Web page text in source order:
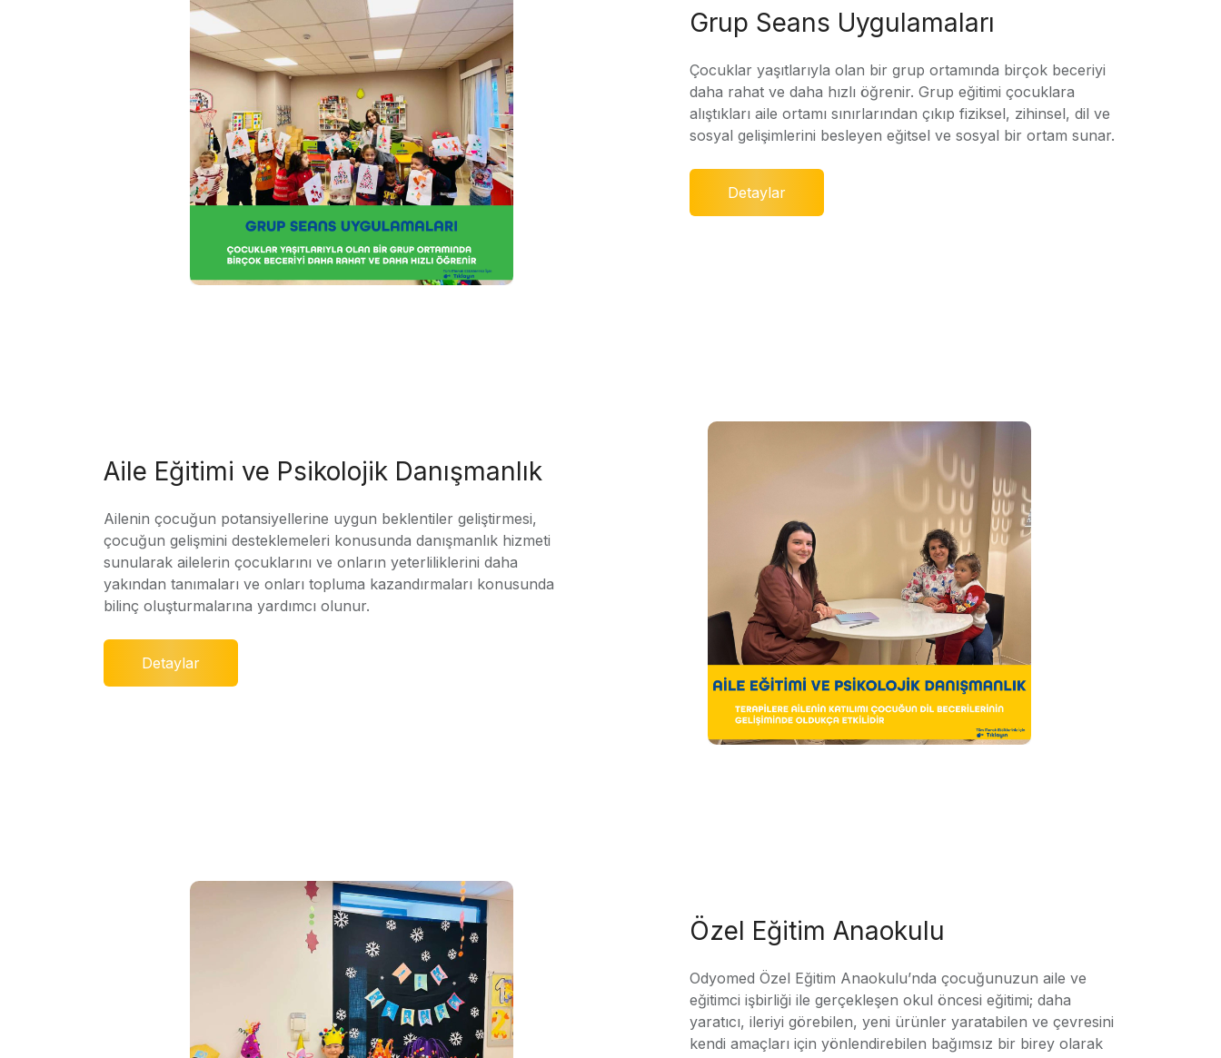
Grup Seans Uygulamaları
Çocuklar yaşıtlarıyla olan bir grup ortamında birçok beceriyi
daha rahat ve daha hızlı öğrenir. Grup eğitimi çocuklara
alıştıkları aile ortamı sınırlarından çıkıp fiziksel, zihinsel, dil ve
sosyal gelişimlerini besleyen eğitsel ve sosyal bir ortam sunar.
Detaylar
Aile Eğitimi ve Psikolojik Danışmanlık
Ailenin çocuğun potansiyellerine uygun beklentiler geliştirmesi,
çocuğun gelişmini desteklemeleri konusunda danışmanlık hizmeti
sunularak ailelerin çocuklarını ve onların yeterliliklerini daha
yakından tanımaları ve onları topluma kazandırmaları konusunda
bilinç oluşturmalarına yardımcı olunur.
Detaylar
Özel Eğitim Anaokulu
Odyomed Özel Eğitim Anaokulu’nda çocuğunuzun aile ve
eğitimci işbirliği ile gerçekleşen okul öncesi eğitimi; daha
yaratıcı, ileriyi görebilen, yeni ürünler yaratabilen ve çevresini
kendi amaçları için yönlendirebilen bağımsız bir birey olarak